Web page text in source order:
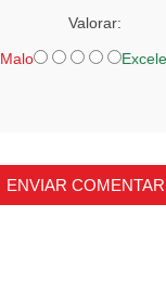
Valorar:
Malo
ENVIAR